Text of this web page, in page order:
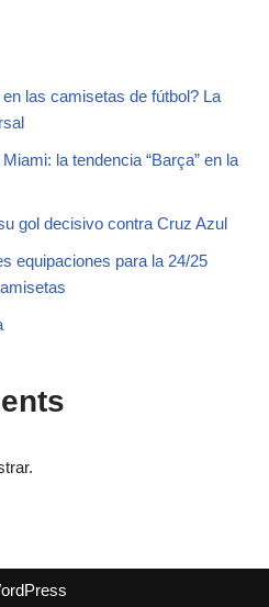
las camisetas de fútbol? La
la tendencia “Barça” en la
gol decisivo contra Cruz Azul
equipaciones para la 24/25